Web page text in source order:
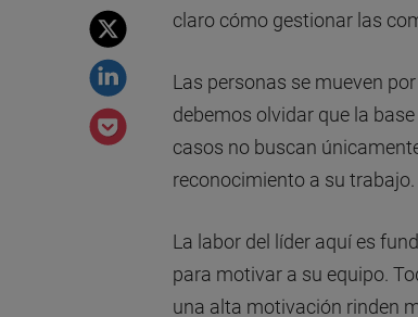
claro cómo gestionar las
Las personas se mueven
debemos olvidar que la
casos no buscan
reconocimiento a su trabajo.
La labor del líder aquí es
para motivar a su equipo.
una alta motivación rinden